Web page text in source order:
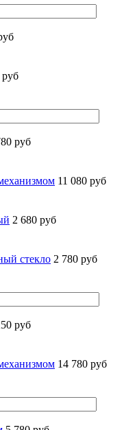
руб
руб
11 080 руб
2 680 руб
стекло 2 780 руб
руб
14 780 руб